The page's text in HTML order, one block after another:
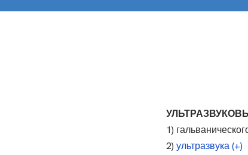
1)
2) ультразвука (+)